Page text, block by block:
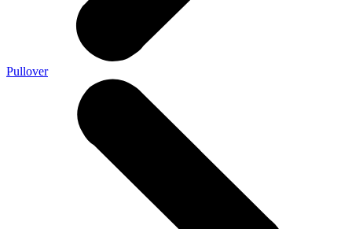
Pullover